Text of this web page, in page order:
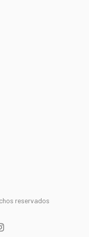
reservados